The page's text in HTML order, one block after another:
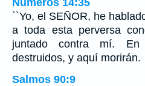
``Yo, el SEÑOR, he
a toda esta perversa
juntado contra mí. En
destruidos, y aquí morirán.
Salmos 90:9